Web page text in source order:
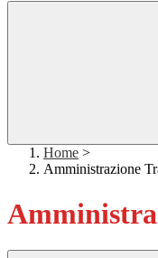
Home >
Amministrazione